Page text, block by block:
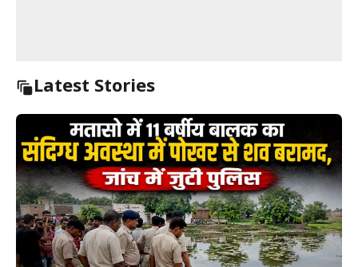
Latest Stories